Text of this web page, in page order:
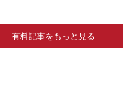
有料記事をもっと見る